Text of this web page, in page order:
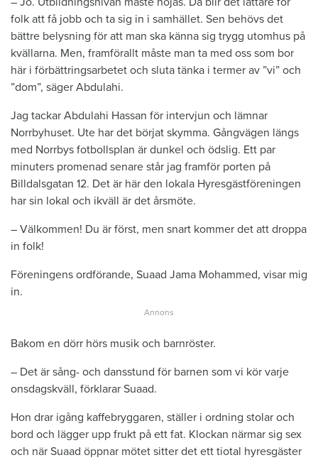
folk att få jobb och ta sig in i samhället. Sen behövs det
bättre belysning för att man ska känna sig trygg utomhus på
kvällarna. Men, framförallt måste man ta med oss som bor
här i förbättringsarbetet och sluta tänka i termer av ”vi” och
”dom”, säger Abdulahi.
Jag tackar Abdulahi Hassan för intervjun och lämnar
Norrbyhuset. Ute har det börjat skymma. Gångvägen längs
med Norrbys fotbollsplan är dunkel och ödslig. Ett par
minuters promenad senare står jag framför porten på
Billdalsgatan 12. Det är här den lokala Hyresgästföreningen
har sin lokal och ikväll är det årsmöte.
– Välkommen! Du är först, men snart kommer det att droppa
in folk!
Föreningens ordförande, Suaad Jama Mohammed, visar mig
in.
Bakom en dörr hörs musik och barnröster.
– Det är sång- och dansstund för barnen som vi kör varje
onsdagskväll, förklarar Suaad.
Hon drar igång kaffebryggaren, ställer i ordning stolar och
bord och lägger upp frukt på ett fat. Klockan närmar sig sex
och när Suaad öppnar mötet sitter det ett tiotal hyresgäster